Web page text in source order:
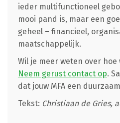
ieder multifunctioneel
mooi pand is, maar een
geheel – financieel,
maatschappelijk.
Wil je meer weten over
Neem gerust contact op.
dat jouw MFA een
Tekst: Christiaan de Gries,